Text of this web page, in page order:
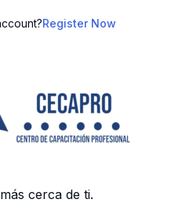
Register Now
cerca de ti.